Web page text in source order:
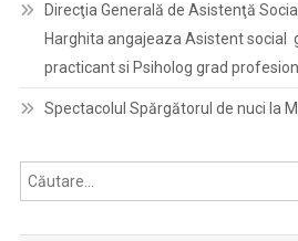
Direcţia Generală de Asistenţă
Harghita angajeaza Asistent social
practicant si Psiholog grad
Spectacolul Spărgătorul de nuci la